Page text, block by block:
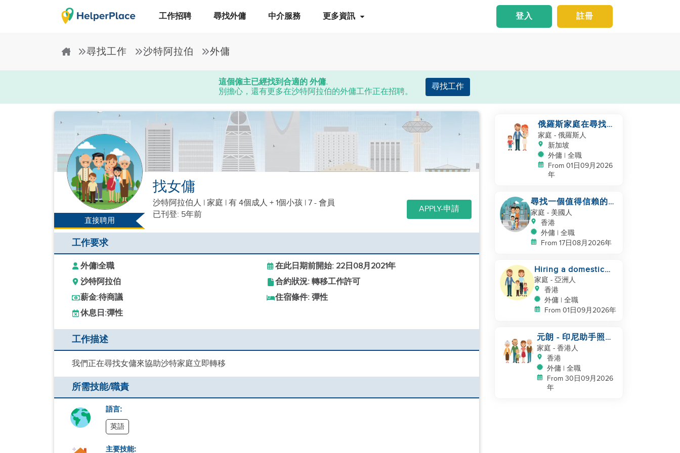
工作招聘 尋找外傭 中介服務 更多資訊 註冊
登入
尋找工作 沙特阿拉伯 外傭
這個僱主已經找到合適的 外傭.
別擔心，還有更多在沙特阿拉伯的外傭工作正在招聘。
尋找工作
直接聘用
找女傭
沙特阿拉伯人 | 家庭 | 有 4個成人 + 1個小孩 | 7 - 會員
已刊登: 5年前
APPLY-申請
工作要求
外傭|全職
在此日期前開始: 22日08月2021年
沙特阿拉伯
合約狀況: 轉移工作許可
薪金:待商議
住宿條件: 彈性
休息日:彈性
工作描述
我們正在尋找女傭來協助沙特家庭立即轉移
所需技能/職責
語言:
英語
主要技能:
俄羅斯家庭在尋找助
手
家庭 - 俄羅斯人
新加坡
外傭 | 全職
From 01日09月2026
年
尋找一個值得信賴的、
熱愛孩子的幫手
家庭 - 美國人
香港
外傭 | 全職
From 17日08月2026年
Hiring a domestic
helper
家庭 - 亞洲人
香港
外傭 | 全職
From 01日09月2026年
元朗 - 印尼助手照顧
NB
家庭 - 香港人
香港
外傭 | 全職
From 30日09月2026
年